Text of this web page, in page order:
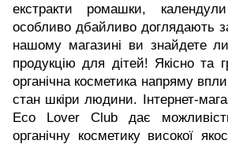
екстракти ромашки,
особливо дбайливо доглядають
нашому магазині ви знайдете
продукцію для дітей! Якісно та
органічна косметика напряму
стан шкіри людини. Інтернет-
Eco Lover Club дає
органічну косметику високої